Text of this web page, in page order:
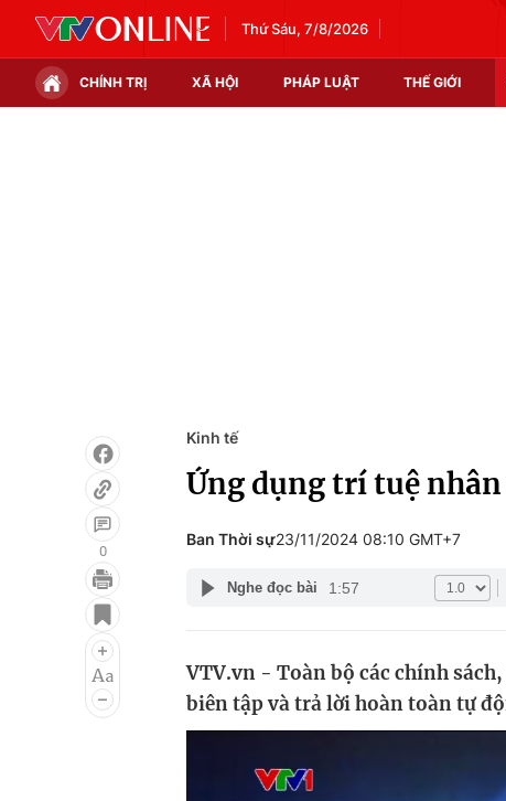
Thứ Sáu, 7/8/2026
CHÍNH TRỊ XÃ HỘI PHÁP LUẬT THẾ GIỚI
Điện ảnh
Âm nhạc
Làm đẹp
Chất lượng cuộc sống
0
Kinh tế
Ứng dụng trí tuệ
Ban Thời sự23/11/2024 08:10 GMT+7
Nghe đọc bài 1:57
VTV.vn - Toàn bộ các chính
biên tập và trả lời hoàn toàn tự